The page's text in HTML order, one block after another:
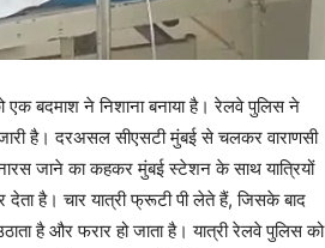
बदमाश ने निशाना बनाया है। रेलवे पुलिस ने
जारी है। दरअसल सीएसटी मुंबई से चलकर वाराणसी
जाने का कहकर मुंबई स्टेशन के साथ यात्रियों
है। चार यात्री फ्रूटी पी लेते हैं, जिसके बाद
है और फरार हो जाता है। यात्री रेलवे पुलिस को